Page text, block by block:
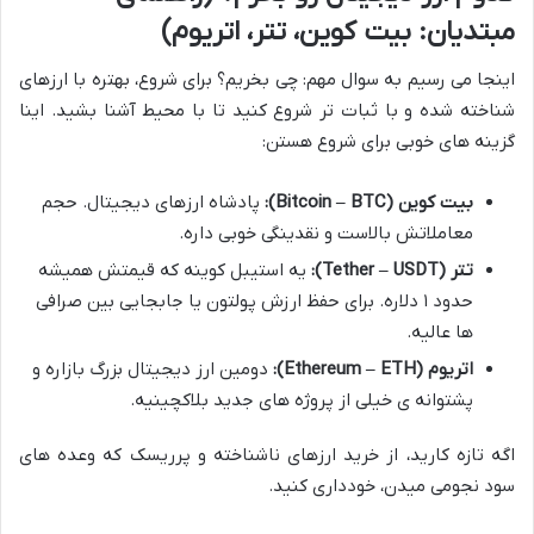
مبتدیان: بیت کوین، تتر، اتریوم)
اینجا می رسیم به سوال مهم: چی بخریم؟ برای شروع، بهتره با ارزهای
شناخته شده و با ثبات تر شروع کنید تا با محیط آشنا بشید. اینا
گزینه های خوبی برای شروع هستن:
بیت کوین (Bitcoin – BTC):
پادشاه ارزهای دیجیتال. حجم
معاملاتش بالاست و نقدینگی خوبی داره.
تتر (Tether – USDT):
یه استیبل کوینه که قیمتش همیشه
حدود ۱ دلاره. برای حفظ ارزش پولتون یا جابجایی بین صرافی
ها عالیه.
اتریوم (Ethereum – ETH):
دومین ارز دیجیتال بزرگ بازاره و
پشتوانه ی خیلی از پروژه های جدید بلاکچینیه.
اگه تازه کارید، از خرید ارزهای ناشناخته و پرریسک که وعده های
سود نجومی میدن، خودداری کنید.